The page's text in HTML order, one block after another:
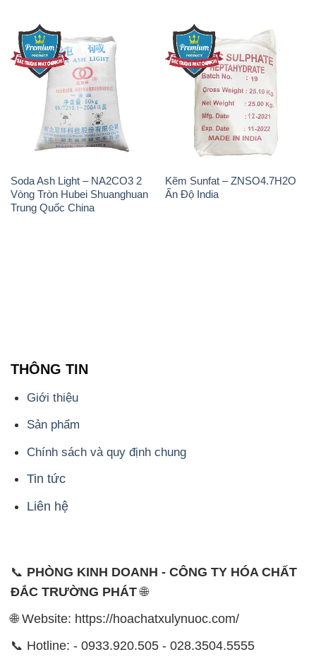
Soda Ash Light – NA2CO3 2
Vòng Tròn Hubei Shuanghuan
Trung Quốc China
Kẽm Sunfat – ZNSO4.7H2O
Ấn Độ India
THÔNG TIN
Giới thiệu
Sản phẩm
Chính sách và quy định chung
Tin tức
Liên hệ
📞 PHÒNG KINH DOANH - CÔNG TY HÓA CHẤT
ĐẮC TRƯỜNG PHÁT🌐
🌐 Website: https://hoachatxulynuoc.com/
📞 Hotline: - 0933.920.505 - 028.3504.5555